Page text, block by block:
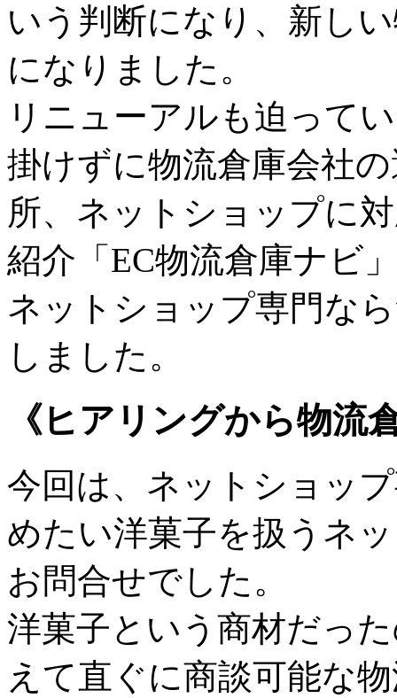
いう判断になり、新し
になりました。
リニューアルも迫って
掛けずに物流倉庫会社
所、ネットショップに
紹介「EC物流倉庫ナビ
ネットショップ専門な
しました。
《ヒアリングから物流
今回は、ネットショッ
めたい洋菓子を扱うネ
お問合せでした。
洋菓子という商材だっ
えて直ぐに商談可能な